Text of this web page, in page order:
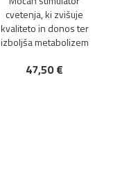
cvetenja, ki zvišuje
kvaliteto in donos ter
izboljša metabolizem
47,50 €